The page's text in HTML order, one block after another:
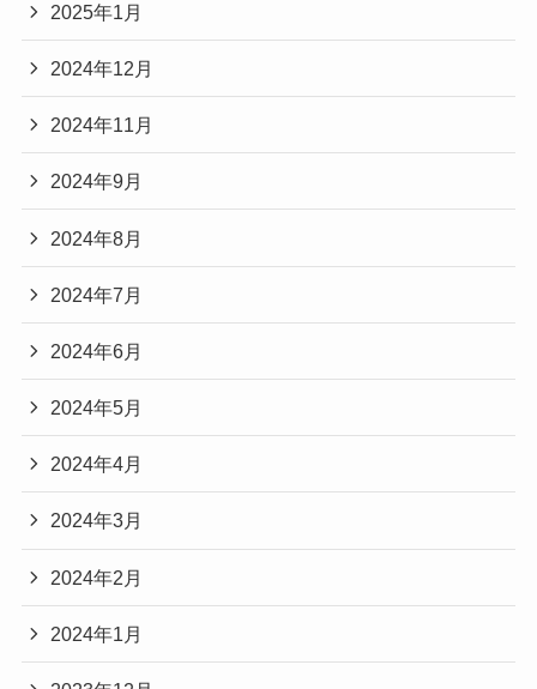
2025年1月
2024年12月
2024年11月
2024年9月
2024年8月
2024年7月
2024年6月
2024年5月
2024年4月
2024年3月
2024年2月
2024年1月